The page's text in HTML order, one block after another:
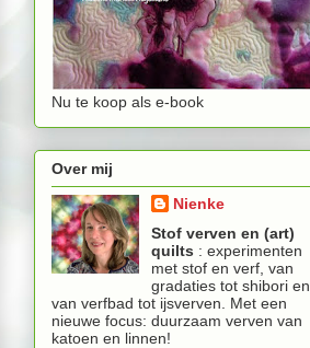
Nu te koop als e-book
Over mij
Nienke
Stof verven en (art)
quilts : experimenten
met stof en verf, van
gradaties tot shibori en
van verfbad tot ijsverven. Met een
nieuwe focus: duurzaam verven van
katoen en linnen!